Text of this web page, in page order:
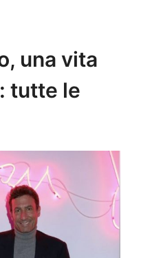
una vita
tutte le